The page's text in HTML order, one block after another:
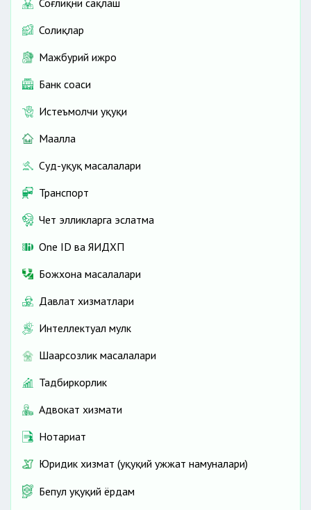
Солиқлар
Мажбурий ижро
Банк соҳаси
Истеъмолчи ҳуқуқи
Маҳалла
Суд-ҳуқуқ масалалари
Транспорт
Чет элликларга эслатма
One ID ва ЯИДХП
Божхона масалалари
Давлат хизматлари
Интеллектуал мулк
Шаҳарсозлик масалалари
Тадбиркорлик
Адвокат хизмати
Нотариат
Юридик хизмат (ҳуқуқий ҳужжат намуналари)
Бепул ҳуқуқий ёрдам